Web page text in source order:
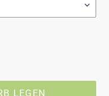
LEGEN